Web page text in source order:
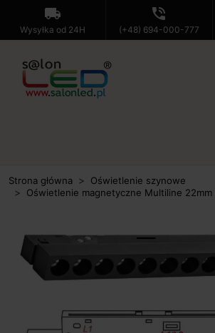
local_shipping
Wysyłka od 24H
phone_in_talk
(+48) 694-000-777
Strona główna
Oświetlenie szynowe
Oświetlenie magnetyczne Multiline 22mm